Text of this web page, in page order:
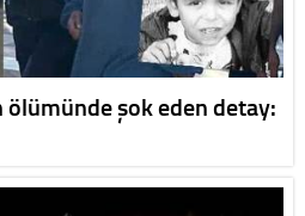
ölümünde şok eden detay: